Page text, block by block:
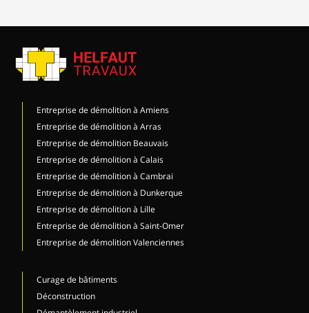
Entreprise de démolition à Amiens
Entreprise de démolition à Arras
Entreprise de démolition Beauvais
Entreprise de démolition à Calais
Entreprise de démolition à Cambrai
Entreprise de démolition à Dunkerque
Entreprise de démolition à Lille
Entreprise de démolition à Saint-Omer
Entreprise de démolition Valenciennes
Curage de bâtiments
Déconstruction